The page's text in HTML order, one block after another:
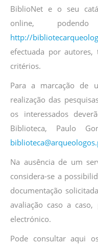
BiblioNet e o seu
online,
http://
efectuada por
critérios.
Para a marcação de
realização das
os interessados
Biblioteca, Paulo
Na ausência de um
considera-se a
documentação
avaliação caso a
electrónico.
Pode consultar aqui